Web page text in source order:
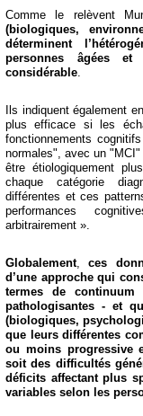
Comme le relèvent
(biologiques,
déterminent
personnes âgées
considérable.
Ils indiquent également
plus efficace si les
fonctionnements
normales", avec un
être étiologiquement
chaque catégorie
différentes et ces
performances
arbitrairement ».
Globalement,ces
d’une approche qui
termes de
pathologisantes - et
(biologiques,
que leurs différentes
ou moins progressive
soit des difficultés
déficits affectant plus
variables selon les